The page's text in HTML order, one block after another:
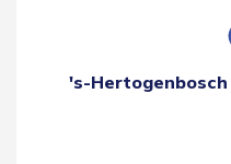
's-Hertogenbosch